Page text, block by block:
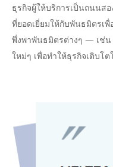
ธุรกิจผู้ให้บริการเป็นถนนส
ที่ยอดเยี่ยมให้กับพันธมิตรเ
พึ่งพาพันธมิตรต่างๆ — เช่น
ใหม่ๆ เพื่อทำให้ธุรกิจเติบโ